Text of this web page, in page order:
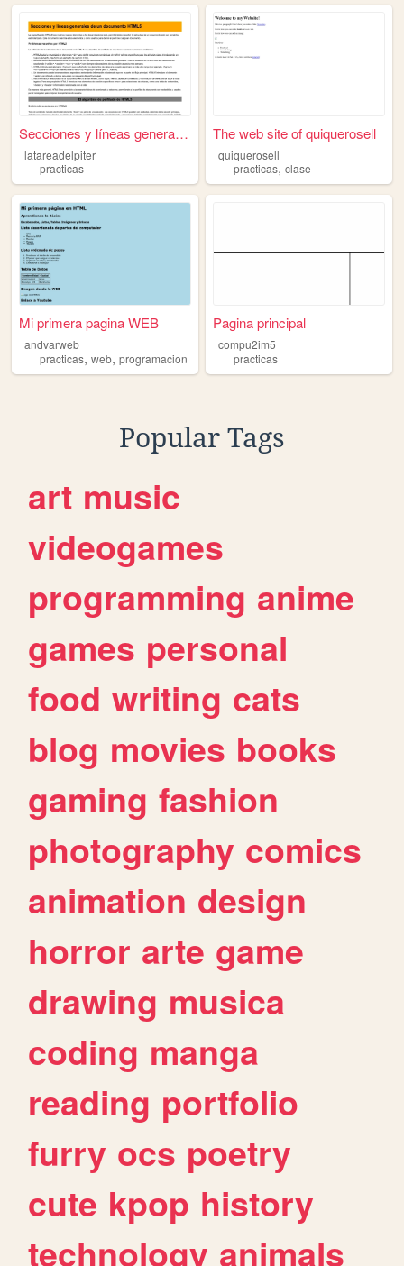
Secciones y líneas generales...
latareadelpiter
practicas
The web site of quiquerosell
quiquerosell
practicas,clase
Mi primera pagina WEB
andvarweb
practicas, web, programacion
Pagina principal
compu2im5
practicas
Popular Tags
art music
videogames
programming anime
games personal
food writing cats
blog movies books
gaming fashion
photography comics
animation design
horror arte game
drawing musica
coding manga
reading portfolio
furry ocs poetry
cute kpop history
technology animals